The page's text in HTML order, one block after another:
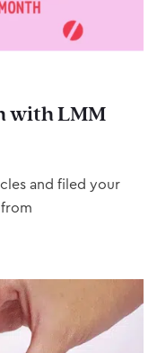
with LMM
and filed your